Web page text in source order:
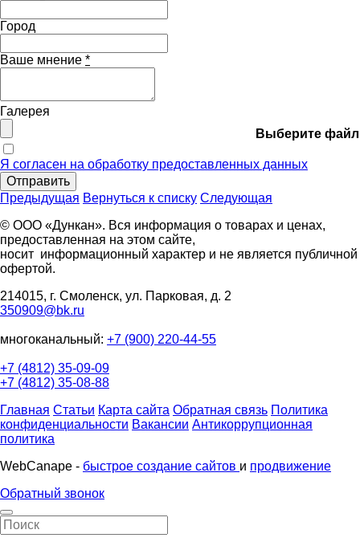
Город
Ваше мнение *
Галерея
Выберите файл
Я согласен на обработку предоставленных данных
Отправить
Предыдущая Вернуться к списку Следующая
© ООО «Дункан». Вся информация о товарах и ценах,
предоставленная на этом сайте,
носит информационный характер и не является публичной
офертой.
214015, г. Смоленск, ул. Парковая, д. 2
350909@bk.ru
многоканальный: +7 (900) 220-44-55
+7 (4812) 35-09-09
+7 (4812) 35-08-88
Главная Статьи Карта сайта Обратная связь Политика
конфиденциальности Вакансии Антикоррупционная
политика
WebCanape - быстрое создание сайтов и продвижение
Обратный звонок